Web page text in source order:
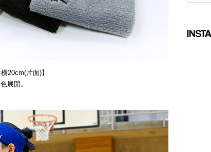
20cm(片面)】
展開。